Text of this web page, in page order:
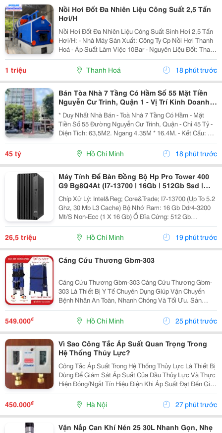
Nồi Hơi Đốt Đa Nhiên Liệu Công Suất 2,5 Tấn
Hơi/H
Nồi Hơi Đốt Đa Nhiên Liệu Công Suất Sinh Hơi 2,5 Tấn
Hơi/H: - Nhà Máy Sản Xuất: Công Ty Cp Nồi Hơi Thanh
Hoá - Áp Suất Làm Việc 10Bar - Nguyên Liệu Đốt: Than,
Củi, Vỏ Trấu, Vải Vụn, Viên Nén.......... Tư Vấn Sản
1 triệu Thanh Hoá 18 phút trước
Bán Tòa Nhà 7 Tầng Có Hầm Số 55 Mặt Tiền
Nguyễn Cư Trinh, Quận 1 - Vị Trí Kinh Doanh
Đỉnh - Khẳng Định Vị Thế Đẳng Cấp - Ngay
* Duy Nhất Nhà Bán - Toà Nhà 7 Tầng Có Hầm - Mặt
Tiền Số 55 Đường Nguyễn Cư Trinh, Quận - Chỉ 45 Tỷ -
Diện Tích: 63,5M2. Ngang 4.35M * 16.4M. - Kết Cấu: 1
Hầm - 6 Tầng St - Thang Máy. - Dòng Tiền: 90
Triệu/Tháng - Hđ 5 Năm. - Pháp Lý: Sổ Hồng Cá...
45 tỷ Hồ Chí Minh 18 phút trước
Máy Tính Để Bàn Đồng Bộ Hp Pro Tower 400
G9 Bg8Q4At (I7-13700 | 16Gb | 512Gb Ssd |
Intel Uhd 770 | Windows 11 Home)
Chíp Xử Lý: Intel&Reg; Core&Trade; I7-13700 (Up To 5.2
Ghz, 30 Mb L3 Cache) Bộ Nhớ Ram: 16 Gb Ddr4-3200
Mt/S Non-Ecc (1 X 16 Gb) Ổ Đĩa Cứng: 512 Gb
Pcie&Reg; Nvme&Trade; M.2 Ssd Ổ Đĩa Quang: Không
Công Ty Tnhh Tm Dv Hợp Thành Thịnh 406/55 Cộng
26,5 triệu Hồ Chí Minh 19 phút trước
Cáng Cứu Thương Gbm-303
Cáng Cứu Thương Gbm-303 Cáng Cứu Thương Gbm-
303 Là Thiết Bị Y Tế Chuyên Dụng Giúp Vận Chuyển
Bệnh Nhân An Toàn, Nhanh Chóng Và Tối Ưu. Sản
Phẩm Được Thiết Kế Dành Cho Các Tình Huống Cấp
Cứu Khẩn Cấp Hoặc Hỗ Trợ Di Chuyển Cho Người Già
Yếu, Bệnh...
549.000₫ Hồ Chí Minh 25 phút trước
Vì Sao Công Tắc Áp Suất Quan Trọng Trong
Hệ Thống Thủy Lực?
Công Tắc Áp Suất Trong Hệ Thống Thủy Lực Là Thiết Bị
Dùng Để Giám Sát Áp Suất Của Dầu Thủy Lực Và Thực
Hiện Đóng/Ngắt Tín Hiệu Điện Khi Áp Suất Đạt Đến Giá
Trị Cài Đặt. Công Tắc Áp Suất Saginomiya Sns C102X
Đóng Vai Trò Quan Trọng Trong Việc Bảo Vệ...
450.000₫ Hà Nội 27 phút trước
Vặn Nắp Can Khí Nén 25 30L Nhanh Gọn, Nhẹ